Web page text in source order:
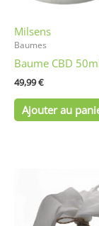
Milsens
Baumes
Baume CBD
49,99€
Ajouter au